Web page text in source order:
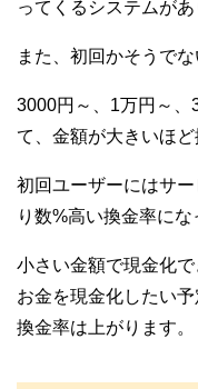
ってくるシステムがあ
また、初回かそうで
3000円～、1万円～、
て、金額が大きいほど
初回ユーザーにはサ
り数%高い換金率にな
小さい金額で現金化
お金を現金化したい
換金率は上がります。